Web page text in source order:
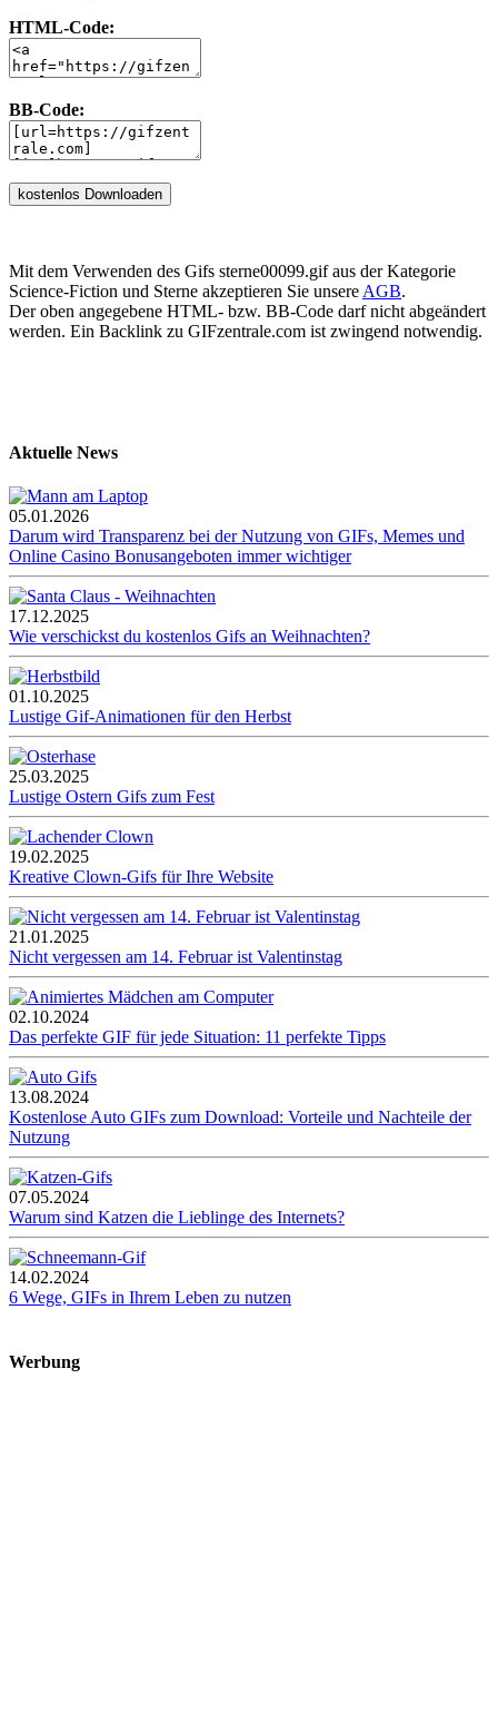
HTML-Code:
BB-Code:
Mit dem Verwenden des Gifs sterne00099.gif aus der Kategorie
Science-Fiction und Sterne akzeptieren Sie unsere AGB.
Der oben angegebene HTML- bzw. BB-Code darf nicht abgeändert
werden. Ein Backlink zu GIFzentrale.com ist zwingend notwendig.
Aktuelle News
05.01.2026
Darum wird Transparenz bei der Nutzung von GIFs, Memes und
Online Casino Bonusangeboten immer wichtiger
17.12.2025
Wie verschickst du kostenlos Gifs an Weihnachten?
01.10.2025
Lustige Gif-Animationen für den Herbst
25.03.2025
Lustige Ostern Gifs zum Fest
19.02.2025
Kreative Clown-Gifs für Ihre Website
21.01.2025
Nicht vergessen am 14. Februar ist Valentinstag
02.10.2024
Das perfekte GIF für jede Situation: 11 perfekte Tipps
13.08.2024
Kostenlose Auto GIFs zum Download: Vorteile und Nachteile der
Nutzung
07.05.2024
Warum sind Katzen die Lieblinge des Internets?
14.02.2024
6 Wege, GIFs in Ihrem Leben zu nutzen
Werbung